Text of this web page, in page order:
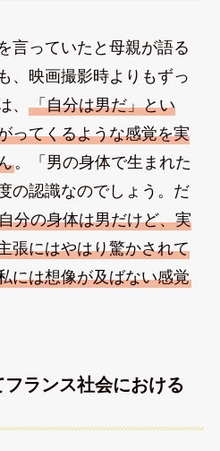
言っていたと母親が語る
、映画撮影時よりもずっ
、 「自分は男だ」とい
ってくるような感覚を実
。「男の身体で生まれた
の認識なのでしょう。だ
分の身体は男だけど、実
張にはやはり驚かされて
には想像が及ばない感覚
ランス社会における